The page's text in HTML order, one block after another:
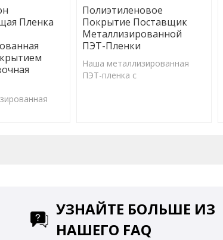
Пленка
хорошей
Полиэтиленовое
Покрытие Поставщик
Металлизированной
ПЭТ-Пленки
Наша металлизированная
ПЭТ-пленка с
УЗНАЙТЕ БОЛЬШЕ ИЗ
НАШЕГО FAQ